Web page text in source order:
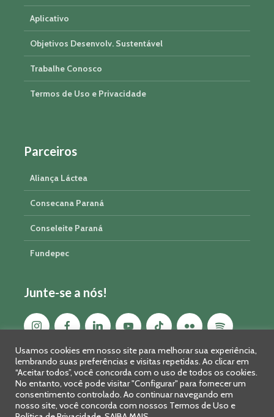
Aplicativo
Objetivos Desenvolv. Sustentável
Trabalhe Conosco
Termos de Uso e Privacidade
Parceiros
Aliança Láctea
Consecana Paraná
Conseleite Paraná
Fundepec
Junte-se a nós!
Usamos cookies em nosso site para melhorar sua experiência,
lembrando suas preferências e visitas repetidas. Ao clicar em
“Aceitar todos”, você concorda com o uso de todos os cookies.
No entanto, você pode visitar "Configurar" para fornecer um
consentimento controlado. Ao continuar navegando em
nosso site, você concorda com nossos Termos de Uso e